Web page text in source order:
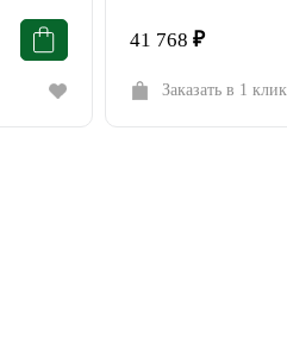
41 768 ₽
Заказать в 1 клик